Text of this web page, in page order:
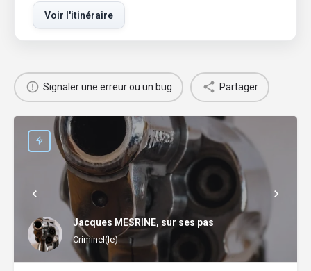
Voir l'itinéraire
Signaler une erreur ou un bug Partager
Jacques MESRINE, sur ses pas
Criminel(le)